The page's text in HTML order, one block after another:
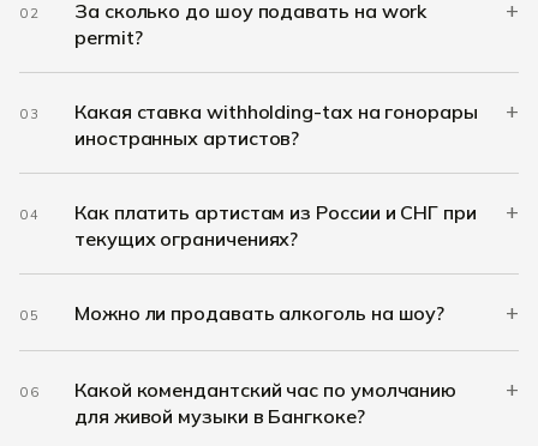
02
За сколько до шоу подавать на work
permit?
+
03
Какая ставка withholding-tax на гонорары
иностранных артистов?
+
04
Как платить артистам из России и СНГ при
текущих ограничениях?
+
05 Можно ли продавать алкоголь на шоу? +
06
Какой комендантский час по умолчанию
для живой музыки в Бангкоке?
+